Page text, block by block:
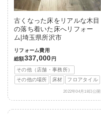
古くなった床をリアルな木目
の落ち着いた床へリフォー
ム|埼玉県所沢市
リフォーム費用
総額337,000 円
その他（店舗・事務所）
その他の場所
床材 フロアタイル
2022年04月18日公開